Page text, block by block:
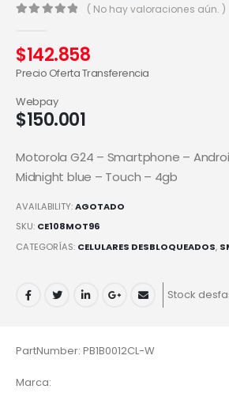
( No hay valoraciones aún. )
$142.858
Precio Oferta Transferencia
$150.001
Webpay
Motorola G24 – Smartphone –
Midnight blue – Touch – 4gb
AVAILABILITY:AGOTADO
SKU: CE108MOT96
CATEGORÍAS: CELULARES DESBLOQUEADOS,
Stock
PartNumber: PB1B0012CL-W
Marca: